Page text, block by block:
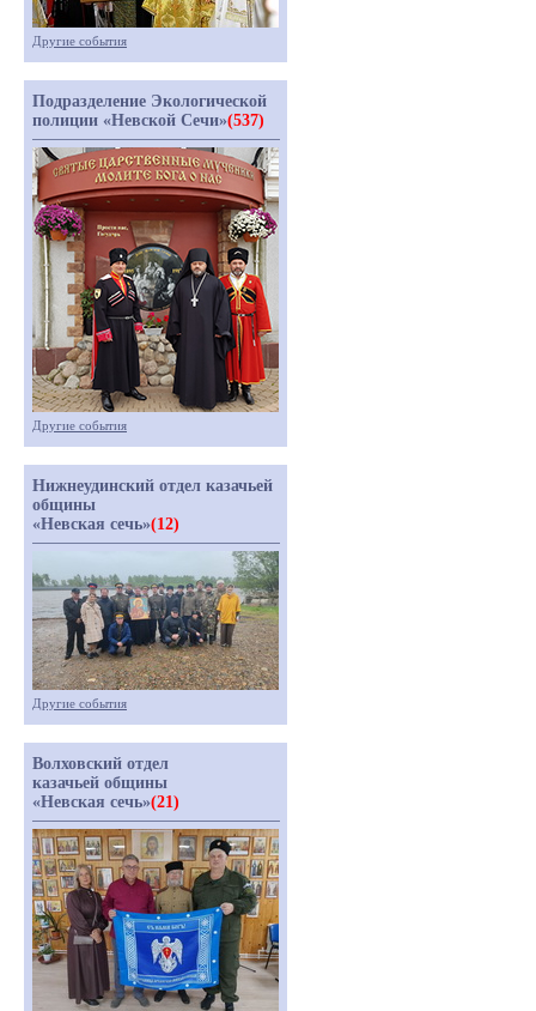
Другие события
Подразделение Экологической
полиции «Невской Сечи»(537)
Другие события
Нижнеудинский отдел казачьей
общины
«Невская сечь»(12)
Другие события
Волховский отдел
казачьей общины
«Невская сечь»(21)